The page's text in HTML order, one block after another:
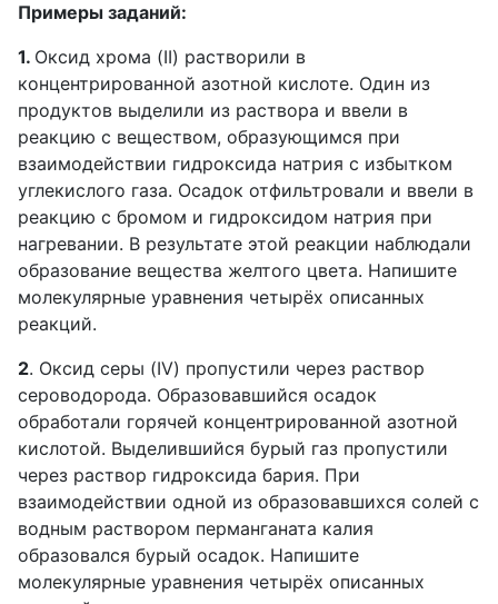
Примеры заданий:
1. Оксид хрома (II) растворили в
концентрированной азотной кислоте. Один из
продуктов выделили из раствора и ввели в
реакцию с веществом, образующимся при
взаимодействии гидроксида натрия с избытком
углекислого газа. Осадок отфильтровали и ввели в
реакцию с бромом и гидроксидом натрия при
нагревании. В результате этой реакции наблюдали
образование вещества желтого цвета. Напишите
молекулярные уравнения четырёх описанных
реакций.
2. Оксид серы (IV) пропустили через раствор
сероводорода. Образовавшийся осадок
обработали горячей концентрированной азотной
кислотой. Выделившийся бурый газ пропустили
через раствор гидроксида бария. При
взаимодействии одной из образовавшихся солей с
водным раствором перманганата калия
образовался бурый осадок. Напишите
молекулярные уравнения четырёх описанных